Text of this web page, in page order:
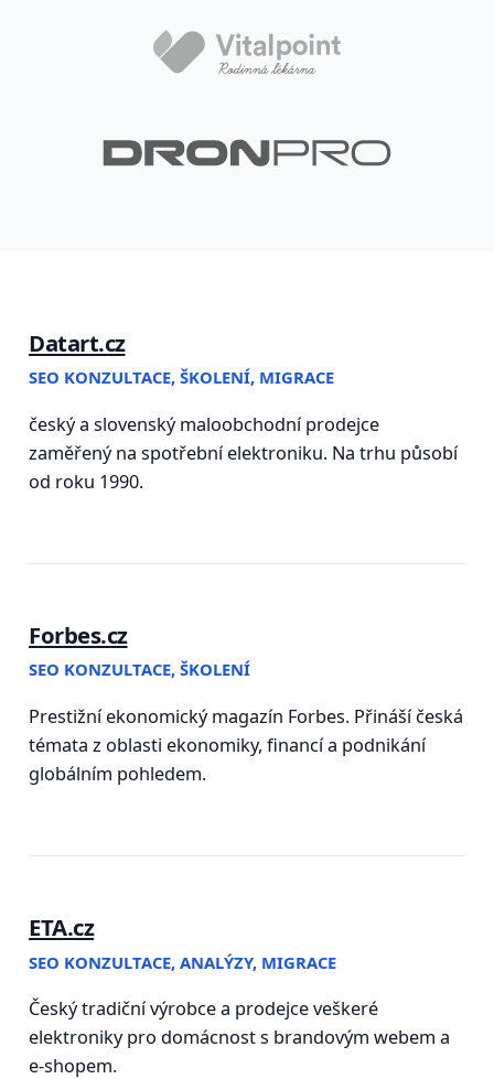
Datart.cz
SEO KONZULTACE, ŠKOLENÍ, MIGRACE
český a slovenský maloobchodní prodejce
zaměřený na spotřební elektroniku. Na trhu působí
od roku 1990.
Forbes.cz
SEO KONZULTACE, ŠKOLENÍ
Prestižní ekonomický magazín Forbes. Přináší česká
témata z oblasti ekonomiky, financí a podnikání
globálním pohledem.
ETA.cz
SEO KONZULTACE, ANALÝZY, MIGRACE
Český tradiční výrobce a prodejce veškeré
elektroniky pro domácnost s brandovým webem a
e-shopem.